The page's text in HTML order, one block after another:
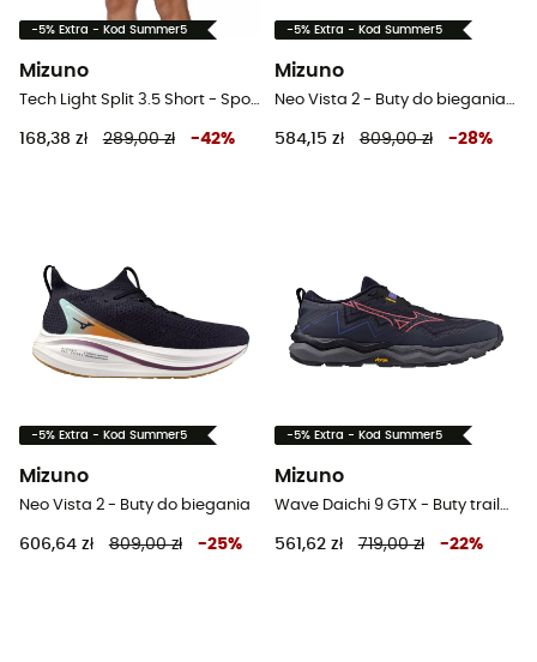
-5% Extra - Kod Summer5
Mizuno
Tech Light Split 3.5 Short - Spodenki do biegania damskie
168,38 zł 289,00 zł -42%
-5% Extra - Kod Summer5
Mizuno
Neo Vista 2 - Buty do biegania meskie
584,15 zł 809,00 zł -28%
-5% Extra - Kod Summer5
Mizuno
Neo Vista 2 - Buty do biegania
606,64 zł 809,00 zł -25%
-5% Extra - Kod Summer5
Mizuno
Wave Daichi 9 GTX - Buty trailowe damskie
561,62 zł 719,00 zł -22%